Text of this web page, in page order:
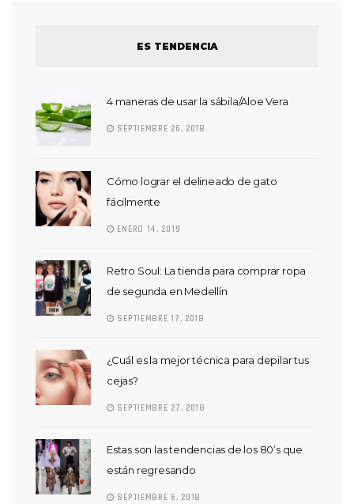
ES TENDENCIA
4 maneras de usar la sábila/Aloe Vera
SEPTIEMBRE 26, 2018
Cómo lograr el delineado de gato
fácilmente
ENERO 14, 2019
Retro Soul: La tienda para comprar ropa
de segunda en Medellín
SEPTIEMBRE 17, 2018
¿Cuál es la mejor técnica para depilar tus
cejas?
SEPTIEMBRE 27, 2018
Estas son las tendencias de los 80’s que
están regresando
SEPTIEMBRE 6, 2018